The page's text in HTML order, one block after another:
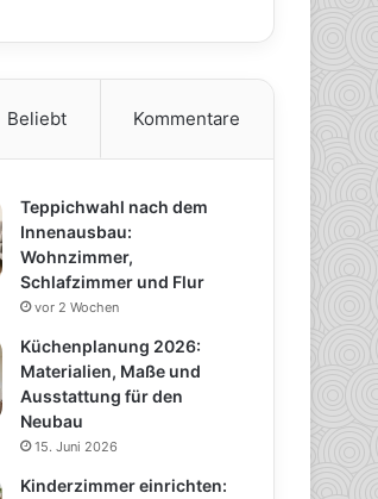
Beliebt Kommentare
Teppichwahl nach dem
Innenausbau:
Wohnzimmer,
Schlafzimmer und Flur
vor 2 Wochen
Küchenplanung 2026:
Materialien, Maße und
Ausstattung für den
Neubau
15. Juni 2026
Kinderzimmer einrichten: